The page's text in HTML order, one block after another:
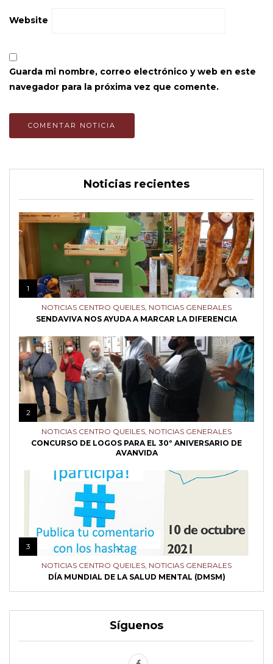
Website
Guarda mi nombre, correo electrónico y web en este
navegador para la próxima vez que comente.
Noticias recientes
1
NOTICIAS CENTRO QUEILES, NOTICIAS GENERALES
SENDAVIVA NOS AYUDA A MARCAR LA DIFERENCIA
2
NOTICIAS CENTRO QUEILES, NOTICIAS GENERALES
CONCURSO DE LOGOS PARA EL 30º ANIVERSARIO DE
AVANVIDA
3
NOTICIAS CENTRO QUEILES, NOTICIAS GENERALES
DÍA MUNDIAL DE LA SALUD MENTAL (DMSM)
Síguenos